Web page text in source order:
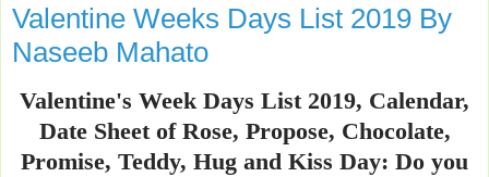
Valentine Weeks Days List 2019 By
Naseeb Mahato
Valentine's Week Days List 2019, Calendar,
Date Sheet of Rose, Propose, Chocolate,
Promise, Teddy, Hug and Kiss Day: Do you